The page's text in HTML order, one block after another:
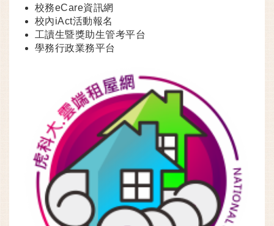
校務eCare資訊網
校內iAct活動報名
工讀生暨獎助生管考平台
學務行政業務平台